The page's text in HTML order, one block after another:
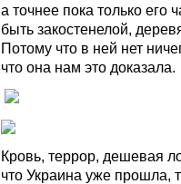
а точнее пока только его
быть закостенелой,
Потому что в ней нет
что она нам это доказала.
Кровь, террор, дешевая
что Украина уже прошла,